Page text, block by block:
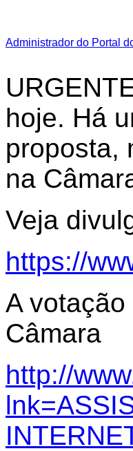
Administrador do Portal
hoje. Há
proposta,
na
Veja
https://
A
Câmara
http://